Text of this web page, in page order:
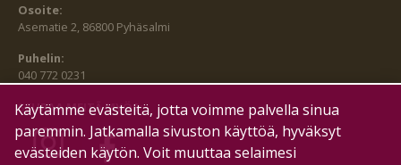
Osoite:
Asematie 2, 86800 Pyhäsalmi
Puhelin:
040 772 0231
SEURAA MEITÄ MYÖS:
Käytämme evästeitä, jotta voimme palvella sinua
paremmin. Jatkamalla sivuston käyttöä, hyväksyt
evästeiden käytön. Voit muuttaa selaimesi